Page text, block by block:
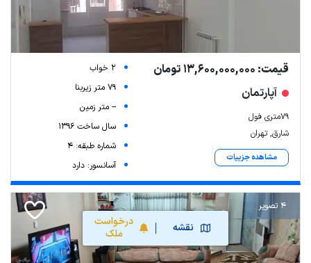
نقشه
درخواست
ملک
قیمت: 13,600,000,000 تومان
آپارتمان
79متری فول
شارق, تهران
مشاهده جزییات
2 خواب
79 متر زیربنا
-- متر زمین
سال ساخت 1396
شماره طبقه: 4
آسانسور: دارد
4 تصویر